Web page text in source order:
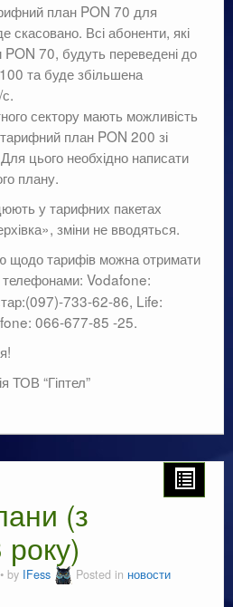
план PON 70 для
скасовано. Всі абоненти, які
70, будуть переведені до
та буде збільшена
сектору мають можливість
план PON 200 зі
цього необхідно написати
плану.
у тарифних пакетах
зміни не вводяться.
щодо тарифів можна отримати
телефонами: Vodafone:
733-62-86, Life:
066-677-85 -25.
ТОВ “Гіптел”
(з
by IFess Posted in новости